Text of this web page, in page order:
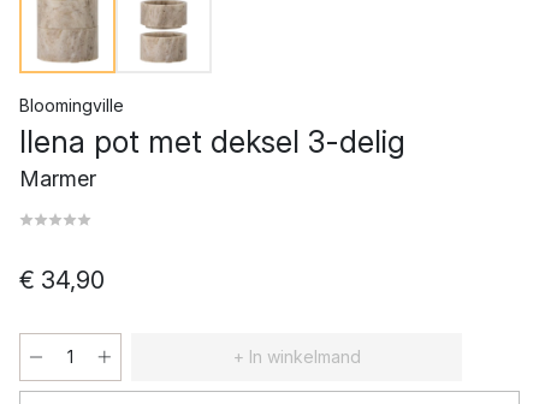
Bloomingville
Ilena pot met deksel 3-delig
Marmer
€ 34,90
+ In winkelmand